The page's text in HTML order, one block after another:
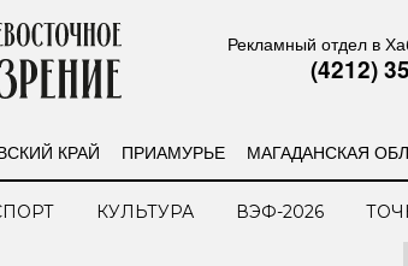
Рекламный отдел в
(4212)
КРАЙ ПРИАМУРЬЕ МАГАДАНСКАЯ
КУЛЬТУРА ВЭФ-2026